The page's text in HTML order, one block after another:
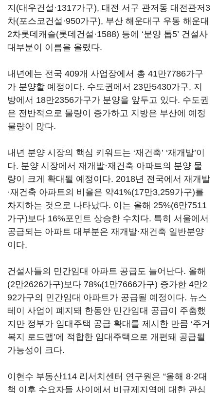
지(대우건설·1317가구), 대전 서구 관저동 대전관저3
차(포스코건설·950가구), 부산 해운대구 우동 해운대
2차롯데캐슬(롯데건설·1588) 등에 ‘분양 톱5’ 건설사
대부분이 이름을 올렸다.
내년에는 전국 409개 사업장에서 총 41만7786가구
가 분양할 예정이다. 수도권에서 23만5430가구, 지
방에서 18만2356가구가 분양을 앞두고 있다. 수도권
은 전반적으로 물량이 증가하고 지방은 부산에 예정
물량이 많다.
내년 분양 시장의 핵심 키워드는 ‘재건축’ ‘재개발’이
다. 분양 시장에서 재개발·재건축 아파트의 분양 물
량이 크게 확대될 예정이다. 2018년 전국에서 재개발
·재건축 아파트의 비율은 약41%(17만3,259가구)를
차지하는 것으로 나타났다. 이는 올해 25%(6만7511
가구)보다 16%포인트 상승한 수치다. 특히 서울에서
공급되는 아파트 대부분은 재개발·재건축 일반분양
이다.
건설사들의 민간임대 아파트 공급도 늘어난다. 올해
(2만2626가구)보다 78%(1만7666가구) 증가한 4만2
92가구의 민간임대 아파트가 공급될 예정이다. 뉴스
테이 사업이 폐지돼 한동안 민간임대 공급이 주춤했
지만 정부가 임대주택 공급 확대를 제시한 만큼 ‘주거
복지 로드맵’에 적합한 임대주택으로 개편돼 공급될
가능성이 크다.
이현수 부동산114 리서치센터 연구원은 “올해 8·2대
책 이후 수요자들 사이에서 비규제지역에 대한 관심